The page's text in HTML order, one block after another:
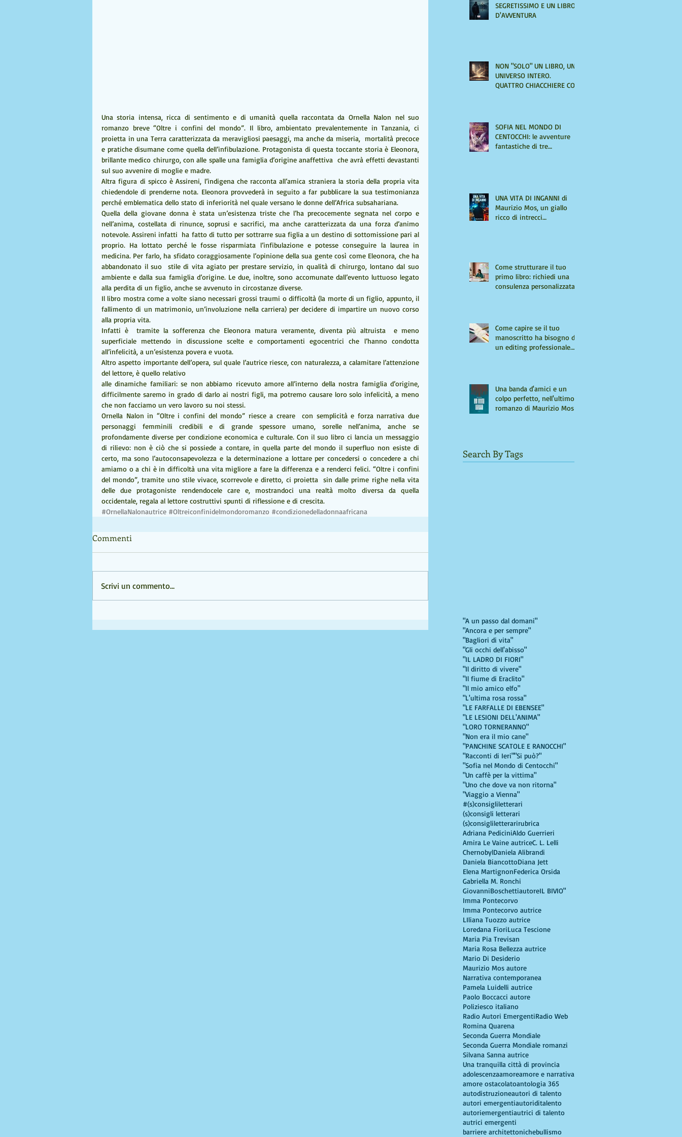
Una storia intensa, ricca di sentimento e di umanità quella raccontata da Ornella Nalon nel suo
romanzo breve “Oltre i confini del mondo”. Il libro, ambientato prevalentemente in Tanzania, ci
proietta in una Terra caratterizzata da meravigliosi paesaggi, ma anche da miseria,  mortalità precoce
e pratiche disumane come quella dell’infibulazione. Protagonista di questa toccante storia è Eleonora,
brillante medico chirurgo, con alle spalle una famiglia d’origine anaffettiva  che avrà effetti devastanti
sul suo avvenire di moglie e madre.
Altra figura di spicco è Assireni, l’indigena che racconta all’amica straniera la storia della propria vita
chiedendole di prenderne nota. Eleonora provvederà in seguito a far pubblicare la sua testimonianza
perché emblematica dello stato di inferiorità nel quale versano le donne dell’Africa subsahariana.
Quella della giovane donna è stata un’esistenza triste che l’ha precocemente segnata nel corpo e
nell’anima, costellata di rinunce, soprusi e sacrifici, ma anche caratterizzata da una forza d’animo
notevole. Assireni infatti  ha fatto di tutto per sottrarre sua figlia a un destino di sottomissione pari al
proprio. Ha lottato perché le fosse risparmiata l’infibulazione e potesse conseguire la laurea in
medicina. Per farlo, ha sfidato coraggiosamente l’opinione della sua gente così come Eleonora, che ha
abbandonato il suo  stile di vita agiato per prestare servizio, in qualità di chirurgo, lontano dal suo
ambiente e dalla sua famiglia d’origine. Le due, inoltre, sono accomunate dall’evento luttuoso legato
alla perdita di un figlio, anche se avvenuto in circostanze diverse.
Il libro mostra come a volte siano necessari grossi traumi o difficoltà (la morte di un figlio, appunto, il
fallimento di un matrimonio, un’involuzione nella carriera) per decidere di impartire un nuovo corso
alla propria vita.
Infatti è  tramite la sofferenza che Eleonora matura veramente, diventa più altruista  e meno
superficiale mettendo in discussione scelte e comportamenti egocentrici che l’hanno condotta
all’infelicità, a un’esistenza povera e vuota.
Altro aspetto importante dell’opera, sul quale l’autrice riesce, con naturalezza, a calamitare l’attenzione
del lettore, è quello relativo
alle dinamiche familiari: se non abbiamo ricevuto amore all’interno della nostra famiglia d’origine,
difficilmente saremo in grado di darlo ai nostri figli, ma potremo causare loro solo infelicità, a meno
che non facciamo un vero lavoro su noi stessi.
Ornella Nalon in “Oltre i confini del mondo” riesce a creare  con semplicità e forza narrativa due
personaggi femminili credibili e di grande spessore umano, sorelle nell’anima, anche se
profondamente diverse per condizione economica e culturale. Con il suo libro ci lancia un messaggio
di rilievo: non è ciò che si possiede a contare, in quella parte del mondo il superfluo non esiste di
certo, ma sono l’autoconsapevolezza e la determinazione a lottare per concedersi o concedere a chi
amiamo o a chi è in difficoltà una vita migliore a fare la differenza e a renderci felici. “Oltre i confini
del mondo”, tramite uno stile vivace, scorrevole e diretto, ci proietta  sin dalle prime righe nella vita
delle due protagoniste rendendocele care e, mostrandoci una realtà molto diversa da quella
occidentale, regala al lettore costruttivi spunti di riflessione e di crescita.
#OrnellaNalonautrice #Oltreiconfinidelmondoromanzo #condizionedelladonnaafricana
Commenti
Scrivi un commento...
SEGRETISSIMO E UN LIBRO
D'AVVENTURA
NON "SOLO" UN LIBRO, UN
UNIVERSO INTERO.
QUATTRO CHIACCHIERE CON
SOFIA NEL MONDO DI
CENTOCCHI: le avventure
fantastiche di tre
UNA VITA DI INGANNI di
Maurizio Mos, un giallo
ricco di intrecci
Come strutturare il tuo
primo libro: richiedi una
consulenza personalizzata
Come capire se il tuo
manoscritto ha bisogno di
un editing professionale.
Una banda d'amici e un
colpo perfetto, nell'ultimo
romanzo di Maurizio Mos
Search By Tags
"A un passo dal domani"
"Ancora e per sempre"
"Bagliori di vita"
"Gli occhi dell'abisso"
"IL LADRO DI FIORI"
"Il diritto di vivere"
"Il fiume di Eraclito"
"Il mio amico elfo"
"L'ultima rosa rossa"
"LE FARFALLE DI EBENSEE"
"LE LESIONI DELL'ANIMA"
"LORO TORNERANNO"
"Non era il mio cane"
"PANCHINE SCATOLE E RANOCCHI"
"Racconti di Ieri""Si può?"
"Sofia nel Mondo di Centocchi"
"Un caffè per la vittima"
"Uno che dove va non ritorna"
"Viaggio a Vienna"
#(s)consigliletterari
(s)consigli letterari
(s)consigliletterarirubrica
Adriana PediciniAldo Guerrieri
Amira Le Vaine autriceC. L. Lelli
ChernobylDaniela Alibrandi
Daniela BiancottoDiana Jett
Elena MartignonFederica Orsida
Gabriella M. Ronchi
GiovanniBoschettiautoreIL BIVIO"
Imma Pontecorvo
Imma Pontecorvo autrice
LIliana Tuozzo autrice
Loredana FioriLuca Tescione
Maria Pia Trevisan
Maria Rosa Bellezza autrice
Mario Di Desiderio
Maurizio Mos autore
Narrativa contemporanea
Pamela Luidelli autrice
Paolo Boccacci autore
Poliziesco italiano
Radio Autori EmergentiRadio Web
Romina Quarena
Seconda Guerra Mondiale
Seconda Guerra Mondiale romanzi
Silvana Sanna autrice
Una tranquilla città di provincia
adolescenzaamoreamore e narrativa
amore ostacolatoantologia 365
autodistruzioneautori di talento
autori emergentiautoriditalento
autoriemergentiautrici di talento
autrici emergenti
barriere architettonichebullismo